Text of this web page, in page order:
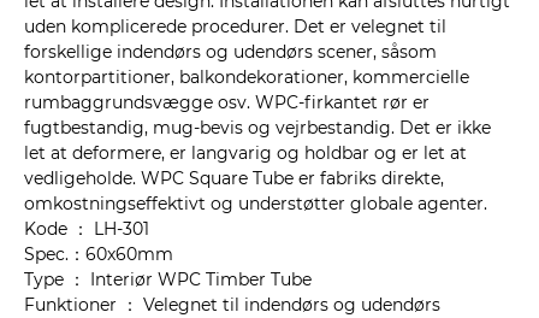
uden komplicerede procedurer. Det er velegnet til
forskellige indendørs og udendørs scener, såsom
kontorpartitioner, balkondekorationer, kommercielle
rumbaggrundsvægge osv. WPC-firkantet rør er
fugtbestandig, mug-bevis og vejrbestandig. Det er ikke
let at deformere, er langvarig og holdbar og er let at
vedligeholde. WPC Square Tube er fabriks direkte,
omkostningseffektivt og understøtter globale agenter.
Kode ： LH-301
Spec.：60x60mm
Type ： Interiør WPC Timber Tube
Funktioner ： Velegnet til indendørs og udendørs